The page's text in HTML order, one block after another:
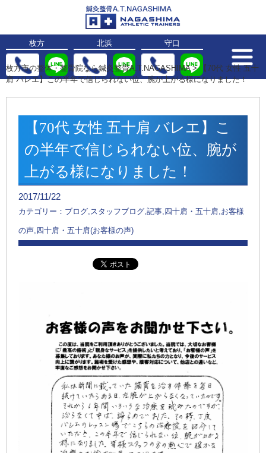
枚方 北浜 守口
枚方市の整体・整骨院なら鍼灸整骨A.T.NAGASHIMA>【70代 女性 五十
肩 バレエ】この半年で信じられない位、腕が上がる様になりました！
【70代 女性 五十肩 バレエ】こ
の半年で信じられない位、腕が
上がる様になりました！
2017/11/22
カテゴリー：ブログ,スタッフブログ,記事,四十肩・五十肩,お客様
の声,四十肩・五十肩(お客様の声)